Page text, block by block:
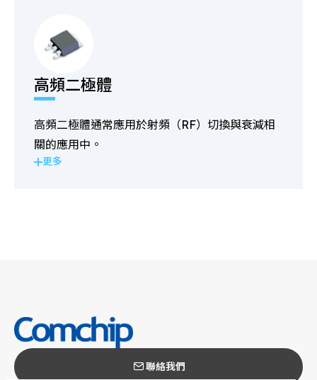
高頻二極體
高頻二極體通常應用於射頻（RF）切換與衰減相
關的應用中。
更多
聯絡我們